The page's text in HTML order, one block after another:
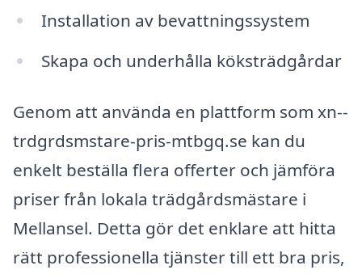
Installation av bevattningssystem
Skapa och underhålla köksträdgårdar
Genom att använda en plattform som xn--
trdgrdsmstare-pris-mtbgq.se kan du
enkelt beställa flera offerter och jämföra
priser från lokala trädgårdsmästare i
Mellansel. Detta gör det enklare att hitta
rätt professionella tjänster till ett bra pris,